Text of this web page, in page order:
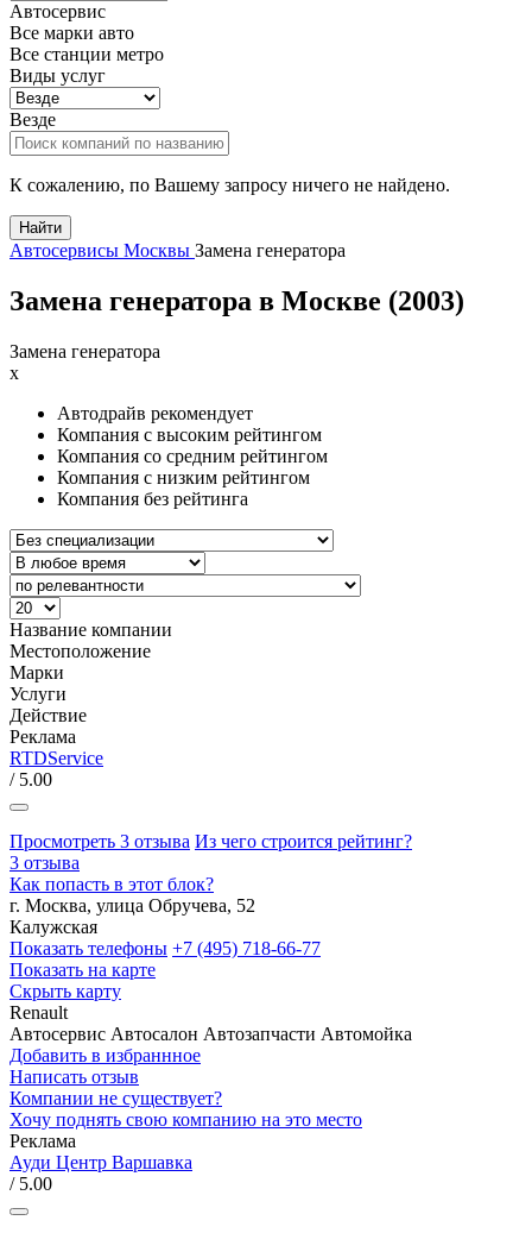
Автосервис
Все марки авто
Все станции метро
Виды услуг
Везде
К сожалению, по Вашему запросу ничего не найдено.
Найти
Автосервисы Москвы Замена генератора
Замена генератора в Москве (2003)
Замена генератора
x
Автодрайв рекомендует
Компания с высоким рейтингом
Компания со средним рейтингом
Компания с низким рейтингом
Компания без рейтинга
Название компании
Местоположение
Марки
Услуги
Действие
Реклама
RTDService
/ 5.00
Просмотреть 3 отзыва Из чего строится рейтинг?
3 отзыва
Как попасть в этот блок?
г. Москва, улица Обручева, 52
Калужская
Показать телефоны +7 (495) 718-66-77
Показать на карте
Скрыть карту
Renault
Автосервис Автосалон Автозапчасти Автомойка
Добавить в избраннное
Написать отзыв
Компании не существует?
Хочу поднять свою компанию на это место
Реклама
Ауди Центр Варшавка
/ 5.00